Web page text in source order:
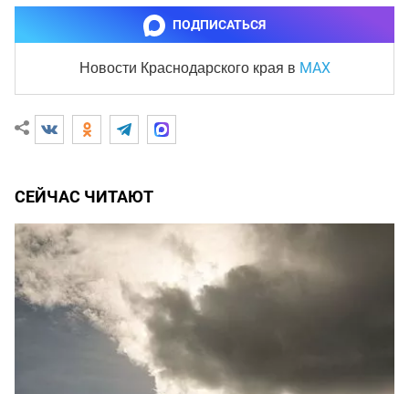
ПОДПИСАТЬСЯ
Новости Краснодарского края в MAX
СЕЙЧАС ЧИТАЮТ